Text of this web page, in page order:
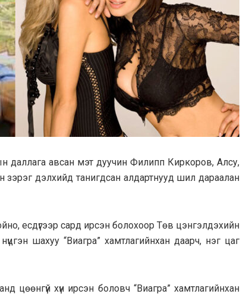
даллага авсан мэт дуучин Филипп Киркоров, Алсу,
зэрэг дэлхийд танигдсан алдартнууд шил дараалан
есдүгээр сард ирсэн болохоор Төв цэнгэлдэхийн
шахуу “Виагра” хамтлагийнхан даарч, нэг цаг
цөөнгүй хүн ирсэн боловч “Виагра” хамтлагийнхан